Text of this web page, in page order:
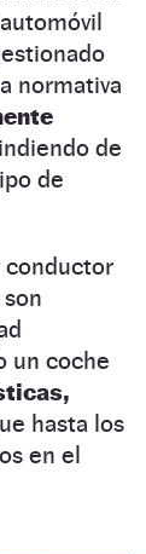
normativa
de
de
conductor
un coche
hasta los
en el